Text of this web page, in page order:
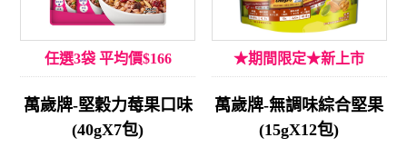
任選3袋 平均價$166
萬歲牌-堅穀力莓果口味
(40gX7包)
★期間限定★新上市
萬歲牌-無調味綜合堅果
(15gX12包)